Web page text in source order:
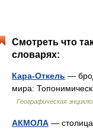
Смотреть что
словарях:
Кара-Откель —
мира:
Географическая
АКМОЛА —